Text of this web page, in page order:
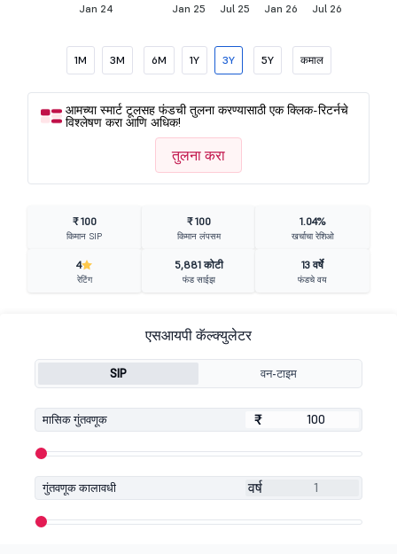
Jan 24 Jan 25 Jul 25 Jan 26 Jul 26
1M 3M 6M 1Y 3Y 5Y कमाल
आमच्या स्मार्ट टूलसह फंडची तुलना करण्यासाठी एक क्लिक-रिटर्नचे
विश्लेषण करा आणि अधिक!
तुलना करा
₹ 100
किमान SIP
₹ 100
किमान लंपसम
1.04%
खर्चाचा रेशिओ
4
रेटिंग
5,881 कोटी
फंड साईझ
13 वर्षे
फंडचे वय
एसआयपी कॅल्क्युलेटर
SIP वन-टाइम
मासिक गुंतवणूक ₹
₹
गुंतवणूक कालावधी वर्ष